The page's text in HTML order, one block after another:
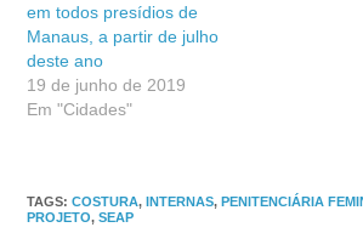
em todos presídios de
Manaus, a partir de julho
deste ano
19 de junho de 2019
Em "Cidades"
TAGS:COSTURA, INTERNAS, PENITENCIÁRIA
PROJETO, SEAP